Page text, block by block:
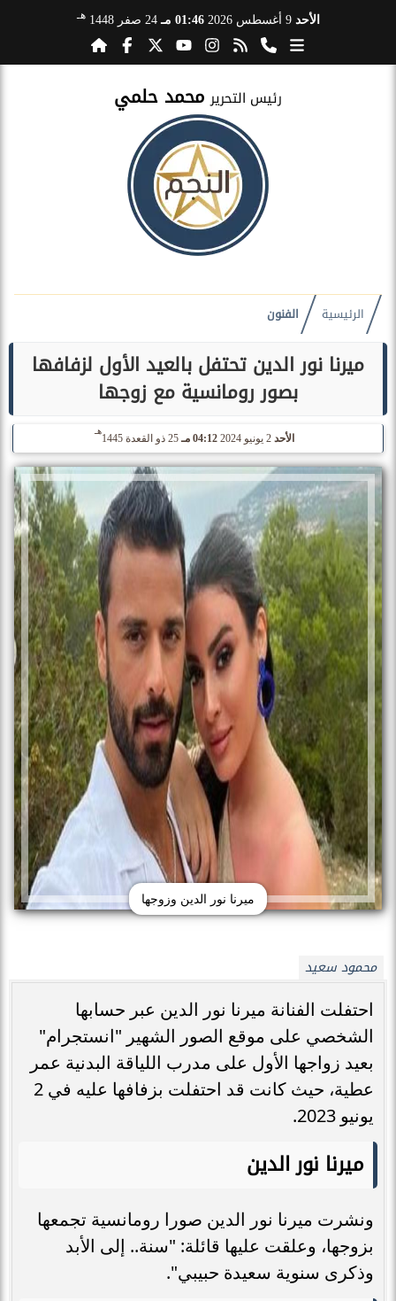
الأحد 9 أغسطس 2026 01:46 مـ 24 صفر 1448 هـ
رئيس التحرير محمد حلمي
الرئيسية الفنون
ميرنا نور الدين تحتفل بالعيد الأول لزفافها
بصور رومانسية مع زوجها
الأحد 04:12 مـ 25 ذو القعدة 1445
هـ
ميرنا نور الدين وزوجها
محمود سعيد
احتفلت الفنانة ميرنا نور الدين عبر حسابها
الشخصي على موقع الصور الشهير "انستجرام"
بعيد زواجها الأول على مدرب اللياقة البدنية عمر
عطية، حيث كانت قد احتفلت بزفافها عليه في 2
يونيو 2023.
ميرنا نور الدين
ونشرت ميرنا نور الدين صورا رومانسية تجمعها
بزوجها، وعلقت عليها قائلة: "سنة.. إلى الأبد
وذكرى سنوية سعيدة حبيبي".